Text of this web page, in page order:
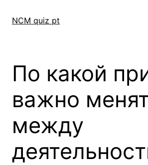
NCM quiz pt
По какой
важно
между